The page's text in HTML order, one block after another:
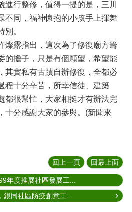
進行整修，值得一提的是，三川
不同，福神懷抱的小孩手上揮舞
別。
燦露指出，這次為了修復廟方籌
的擔子，只是有個願望，希望能
其實私有古蹟自辦修復，全都必
程十分辛苦，所幸信徒、建築
都很幫忙，大家相挺才有辦法完
十分感謝大家的參與。(新聞來
回上一頁 回最上面
年度推展社區發展工...
銀同社區防疫創意工...